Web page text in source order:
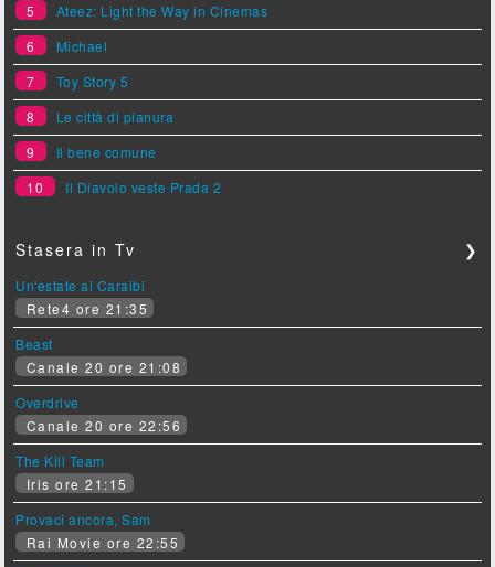
5
Ateez: Light the Way in Cinemas
6
Michael
7
Toy Story 5
8
Le città di pianura
9
Il bene comune
10
Il Diavolo veste Prada 2
Stasera in Tv ❯
Un'estate ai Caraibi
Rete4 ore 21:35
Beast
Canale 20 ore 21:08
Overdrive
Canale 20 ore 22:56
The Kill Team
Iris ore 21:15
Provaci ancora, Sam
Rai Movie ore 22:55